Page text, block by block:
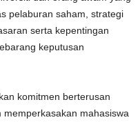
pelaburan saham, strategi
serta kepentingan
keputusan
komitmen berterusan
memperkasakan mahasiswa